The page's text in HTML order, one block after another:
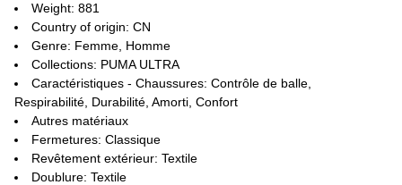
Weight: 881
Country of origin: CN
Genre: Femme, Homme
Collections: PUMA ULTRA
Caractéristiques - Chaussures: Contrôle de balle,
Respirabilité, Durabilité, Amorti, Confort
Autres matériaux
Fermetures: Classique
Revêtement extérieur: Textile
Doublure: Textile